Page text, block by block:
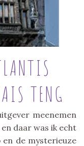
TENG
meenemen
daar was ik echt
de mysterieuze